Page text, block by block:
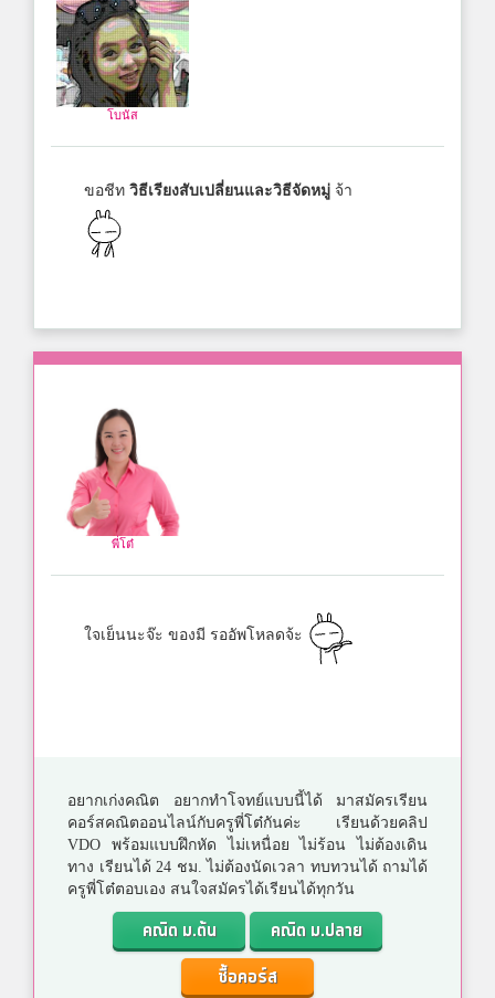
โบนัส
ขอชีท วิธีเรียงสับเปลี่ยนและวิธีจัดหมู่ จ้า
พี่โต๋
ใจเย็นนะจ๊ะ ของมี รออัพโหลดจ้ะ
อยากเก่งคณิต อยากทำโจทย์แบบนี้ได้ มาสมัครเรียน
คอร์สคณิตออนไลน์กับครูพี่โต๋กันค่ะ เรียนด้วยคลิป
VDO พร้อมแบบฝึกหัด ไม่เหนื่อย ไม่ร้อน ไม่ต้องเดิน
ทาง เรียนได้ 24 ชม. ไม่ต้องนัดเวลา ทบทวนได้ ถามได้
ครูพี่โต๋ตอบเอง สนใจสมัครได้เรียนได้ทุกวัน
คณิต ม.ต้น
คณิต ม.ปลาย
ซื้อคอร์ส